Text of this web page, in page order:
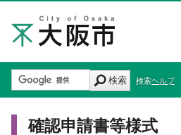
検索 検索ヘルプ
確認申請書等様式